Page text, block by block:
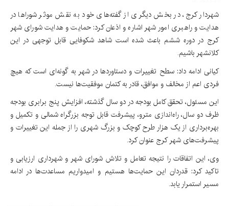
شهردار کرج، در بخش دیگری از گفته‌های خود به نقش موثر شوراها در
هدایت و راهبری امور شهر اشاره و اذعان کرد: حمایت و هدایت شورای شهر
کرج در دوره ششم باعث شده است شاهد شکوفایی قابل توجهی در این
کلانشهر باشیم.
کیانی ادامه داد: سطح تغییرات و دستاوردها در شهر به گونه‌ای است که هیچ
فردی اعم از مخالف و موافق، قادر به کتمان موفقیت‌ها نیست.
این مسئول، تحقق کامل بودجه در دو سال گذشته، افزایش پنج برابری بودجه
ظرف دو سال، راه‌اندازی مترو، پیشرفت قابل توجه بزرگراه شمالی و تکمیل و
بهره‌برداری از یک هزار طرح کوچک و بزرگ شهری را از جمله این تغییرات و
پیشرفت‌های شهر کرج عنوان کرد.
وی، این اتفاقات را نتیجه تعامل و تلاش شورای شهر و شهرداری ارزیابی و
تاکید کرد: قدردان این حمایت‌ها هستیم و امیدواریم مساعدت‌ها در ادامه
مسیر استمرار یابد.